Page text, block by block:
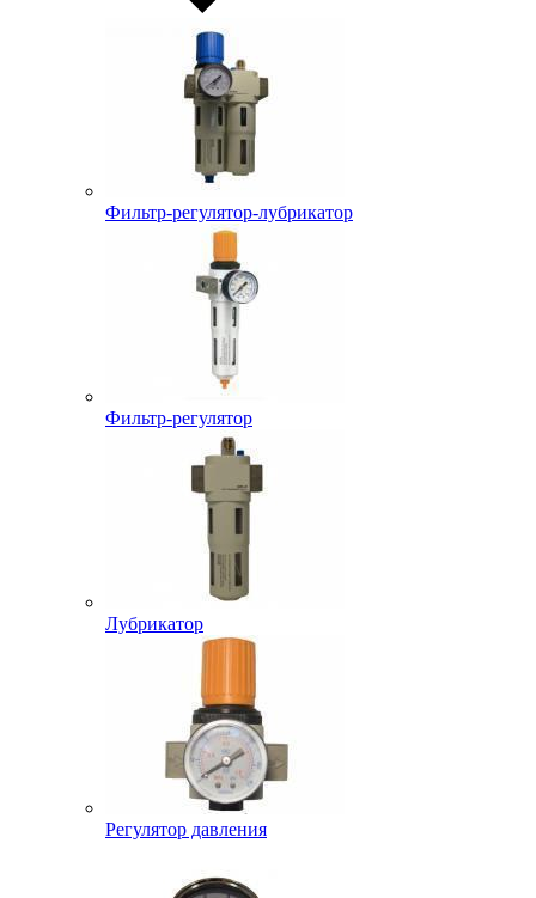
Фильтр-регулятор-лубрикатор
Фильтр-регулятор
Лубрикатор
Регулятор давления